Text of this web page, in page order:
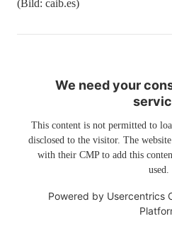
(Bild: caib.es)
We need your
This content is not permitted to
disclosed to the visitor. The
with their CMP to add this
used.
Powered by Usercentrics